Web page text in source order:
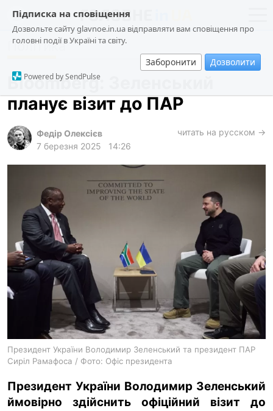
Підписка на сповіщення
Дозвольте сайту glavnoe.in.ua відправляти вам сповіщення про
головні події в Україні та світу.
Заборонити Дозволити
Powered by SendPulse
новини
про проєкт
суспільство
події
кримінал
лонгріди
архів
gambling
ru
Політика
Bloomberg: Зеленський
планує візит до ПАР
Федір Олексієв
7 березня 2025
14:26
читать на русском →
Президент України Володимир Зеленський та президент ПАР
Сиріл Рамафоса / Фото: Офіс президента
Президент України Володимир Зеленський
ймовірно здійснить офіційний візит до